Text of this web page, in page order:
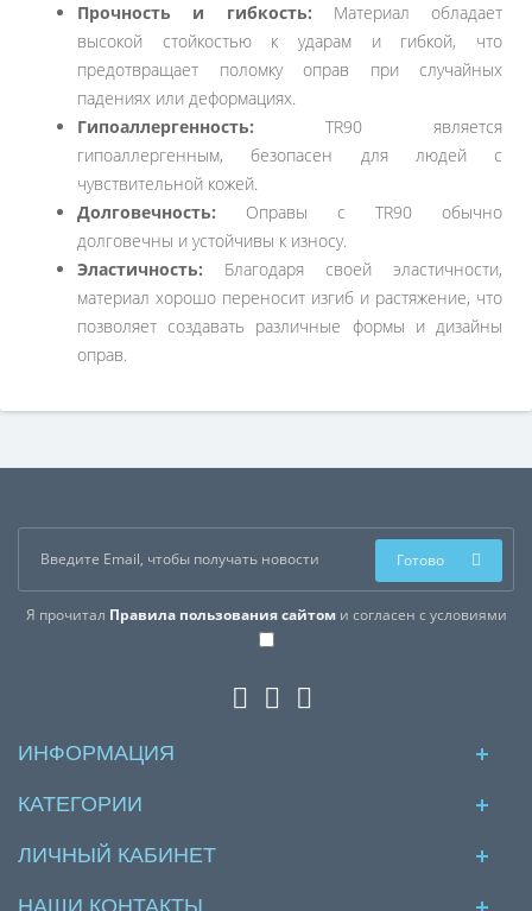
Прочность и гибкость: Материал обладает
высокой стойкостью к ударам и гибкой, что
предотвращает поломку оправ при случайных
падениях или деформациях.
Гипоаллергенность: TR90 является
гипоаллергенным, безопасен для людей с
чувствительной кожей.
Долговечность: Оправы с TR90 обычно
долговечны и устойчивы к износу.
Эластичность: Благодаря своей эластичности,
материал хорошо переносит изгиб и растяжение, что
позволяет создавать различные формы и дизайны
оправ.
Я прочитал Правила пользования сайтоми согласен с условиями
Готово
ИНФОРМАЦИЯ
КАТЕГОРИИ
ЛИЧНЫЙ КАБИНЕТ